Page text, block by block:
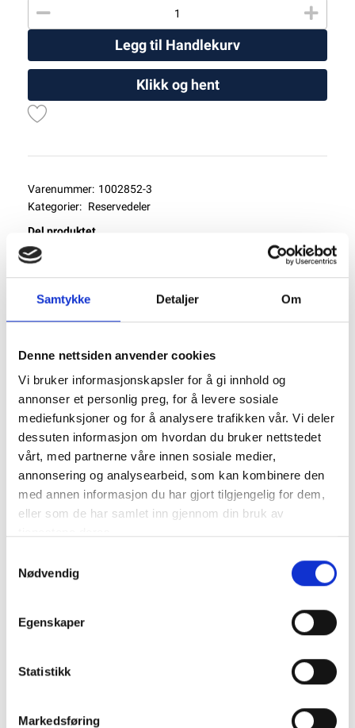
Samtykke Detaljer Om
Denne nettsiden anvender cookies
Vi bruker informasjonskapsler for å gi innhold og
annonser et personlig preg, for å levere sosiale
mediefunksjoner og for å analysere trafikken vår. Vi deler
dessuten informasjon om hvordan du bruker nettstedet
vårt, med partnerne våre innen sosiale medier,
annonsering og analysearbeid, som kan kombinere den
med annen informasjon du har gjort tilgjengelig for dem,
eller som de har samlet inn gjennom din bruk av
Nødvendig
Egenskaper
Statistikk
Markedsføring
Legg til Handlekurv
Klikk og hent
Varenummer: 1002852-3
Kategorier: Reservedeler
Del produktet
Produktet mangler beskrivelse
Spesifikasjon